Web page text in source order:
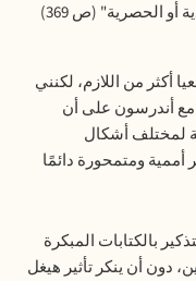
أو الحصرية" (ص 369)
أكثر من اللازم، لكنني
مع أندرسون على أن
لمختلف أشكال
ومتمحورة دائمًا
بالكتابات المبكرة
دون أن ينكر تأثير هيغل